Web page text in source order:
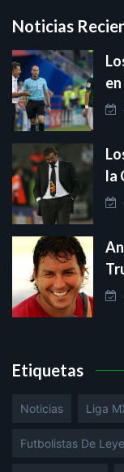
Noticias
la
Etiquetas
Noticias Liga
Futbolistas De